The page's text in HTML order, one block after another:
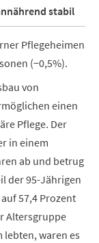
stabil
Pflegeheimen
(−0,5%).
von
einen
Pflege. Der
in einem
ab und betrug
der 95-Jährigen
57,4 Prozent
Altersgruppe
lebten, waren es